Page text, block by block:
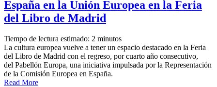
España en la Unión Europea en la Feria
del Libro de Madrid
Tiempo de lectura estimado: 2 minutos
La cultura europea vuelve a tener un espacio destacado en la Feria
del Libro de Madrid con el regreso, por cuarto año consecutivo,
del Pabellón Europa, una iniciativa impulsada por la Representación
de la Comisión Europea en España.
Read More